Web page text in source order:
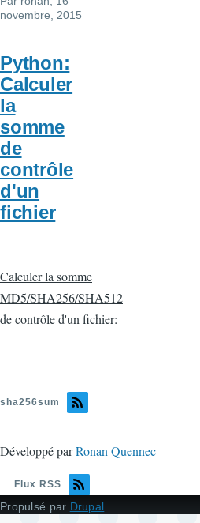
novembre, 2015
Python:
Calculer
la
somme
de
contrôle
d'un
fichier
Calculer la somme
MD5/SHA256/SHA512
de contrôle d'un fichier:
sha256sum
Développé parRonan Quennec
Flux RSS
Propulsé par Drupal